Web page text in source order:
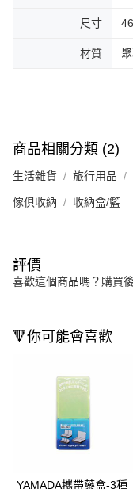
尺寸
材質
商品相關分類 (2)
生活雜貨 旅行用品
傢俱收納 收納盒/籃
評價
喜歡這個商品嗎？購買
🔻你可能會喜歡
YAMADA攜帶藥盒-3種